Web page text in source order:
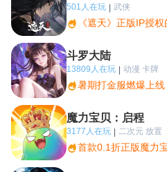
501人在玩 | 武侠
《遮天》正版IP授
斗罗大陆
13809人在玩 | 动漫 卡牌
暑期打金服燃爆上线
魔力宝贝：启程
3177人在玩 | 二次元 放置
首款0.1折正版魔力